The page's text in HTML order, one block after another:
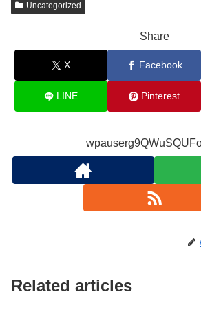
Uncategorized
Share
X Facebook
LINE Pinterest
Related articles